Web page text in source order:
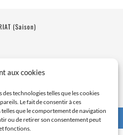
aux cookies
technologies telles que les cookies
Le fait de consentir à ces
que le comportement de navigation
ou de retirer son consentement peut
fonctions.
(saison)